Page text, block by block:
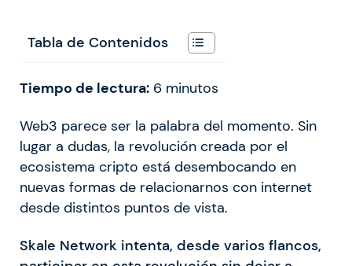
Tabla de Contenidos
Tiempo de lectura: 6 minutos
Web3 parece ser la palabra del momento. Sin
lugar a dudas, la revolución creada por el
ecosistema cripto está desembocando en
nuevas formas de relacionarnos con internet
desde distintos puntos de vista.
Skale Network intenta, desde varios flancos,